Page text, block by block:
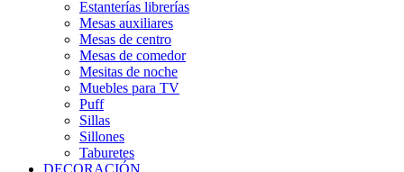
Estanterías librerías
Mesas auxiliares
Mesas de centro
Mesas de comedor
Mesitas de noche
Muebles para TV
Puff
Sillas
Sillones
Taburetes